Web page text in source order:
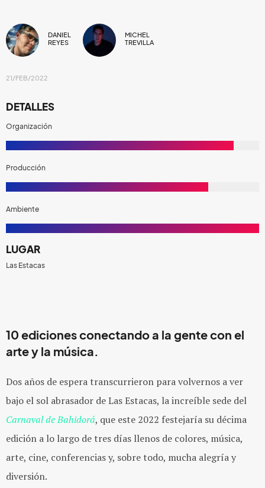
DANIEL
REYES
MICHEL
TREVILLA
21/FEB/2022
DETALLES
Organización
Producción
Ambiente
LUGAR
Las Estacas
10 ediciones conectando a la gente con el
arte y la música.
Dos años de espera transcurrieron para volvernos a ver
bajo el sol abrasador de Las Estacas, la increíble sede del
Carnaval de Bahidorá, que este 2022 festejaría su décima
edición a lo largo de tres días llenos de colores, música,
arte, cine, conferencias y, sobre todo, mucha alegría y
diversión.